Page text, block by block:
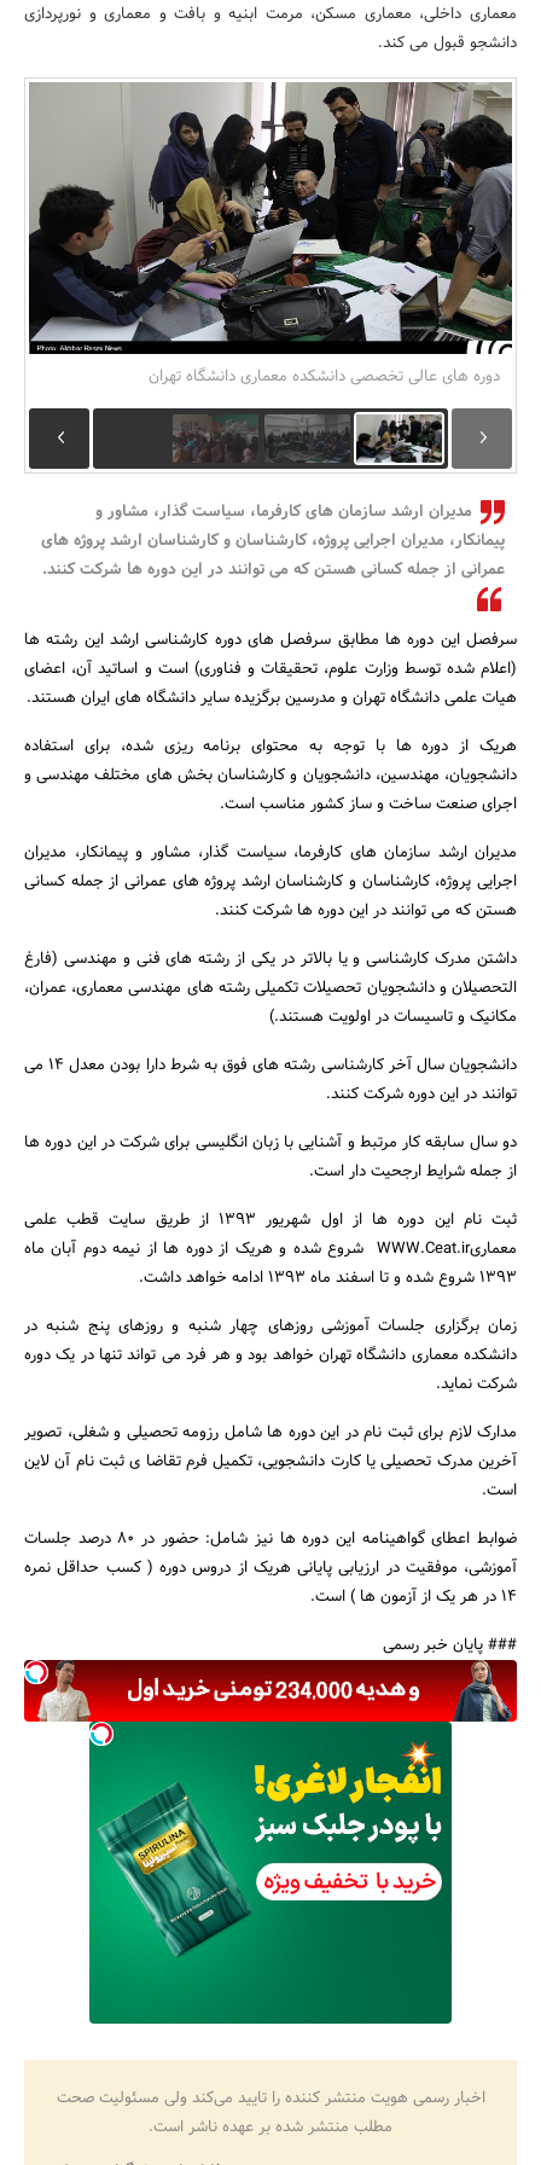
مسکن و ساختمان
معماری داخلی، معماری مسکن، مرمت ابنیه و بافت و معماری و نورپردازی
دانشجو قبول می کند.
دوره های عالی تخصصی دانشکده معماری دانشگاه تهران
مدیران ارشد سازمان های کارفرما، سیاست گذار، مشاور و
پیمانکار، مدیران اجرایی پروژه، کارشناسان و کارشناسان ارشد پروژه های
عمرانی از جمله کسانی هستن که می توانند در این دوره ها شرکت کنند.
سرفصل این دوره ها مطابق سرفصل های دوره کارشناسی ارشد این رشته ها
(اعلام شده توسط وزارت علوم، تحقیقات و فناوری) است و اساتید آن، اعضای
هیات علمی دانشگاه تهران و مدرسین برگزیده سایر دانشگاه های ایران هستند.
هریک از دوره ها با توجه به محتوای برنامه ریزی شده، برای استفاده
دانشجویان، مهندسین، دانشجویان و کارشناسان بخش های مختلف مهندسی و
اجرای صنعت ساخت و ساز کشور مناسب است.
مدیران ارشد سازمان های کارفرما، سیاست گذار، مشاور و پیمانکار، مدیران
اجرایی پروژه، کارشناسان و کارشناسان ارشد پروژه های عمرانی از جمله کسانی
هستن که می توانند در این دوره ها شرکت کنند.
داشتن مدرک کارشناسی و یا بالاتر در یکی از رشته های فنی و مهندسی (فارغ
التحصیلان و دانشجویان تحصیلات تکمیلی رشته های مهندسی معماری، عمران،
مکانیک و تاسیسات در اولویت هستند.)
دانشجویان سال آخر کارشناسی رشته های فوق به شرط دارا بودن معدل 14 می
توانند در این دوره شرکت کنند.
دو سال سابقه کار مرتبط و آشنایی با زبان انگلیسی برای شرکت در این دوره ها
از جمله شرایط ارجحیت دار است.
ثبت نام این دوره ها از اول شهریور 1393 از طریق سایت قطب علمی
معماریWWW.Ceat.ir شروع شده و هریک از دوره ها از نیمه دوم آبان ماه
1393 شروع شده و تا اسفند ماه 1393 ادامه خواهد داشت.
زمان برگزاری جلسات آموزشی روزهای چهار شنبه و روزهای پنج شنبه در
دانشکده معماری دانشگاه تهران خواهد بود و هر فرد می تواند تنها در یک دوره
شرکت نماید.
مدارک لازم برای ثبت نام در این دوره ها شامل رزومه تحصیلی و شغلی، تصویر
آخرین مدرک تحصیلی یا کارت دانشجویی، تکمیل فرم تقاضا ی ثبت نام آن لاین
است.
ضوابط اعطای گواهینامه این دوره ها نیز شامل: حضور در 80 درصد جلسات
آموزشی، موفقیت در ارزیابی پایانی هریک از دروس دوره ( کسب حداقل نمره
14 در هر یک از آزمون ها ) است.
### پایان خبر رسمی
اخبار رسمی هویت منتشر کننده را تایید می‌کند ولی مسئولیت صحت
مطلب منتشر شده بر عهده ناشر است.